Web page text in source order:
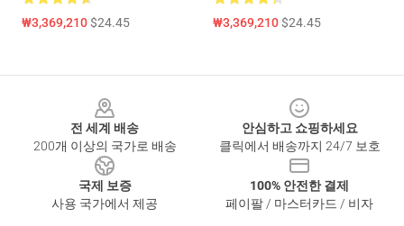
₩3,369,210$24.45 ₩3,369,210$24.45
전 세계 배송
200개 이상의 국가로 배송
안심하고 쇼핑하세요
클릭에서 배송까지 24/7 보호
국제 보증
사용 국가에서 제공
100% 안전한 결제
페이팔 / 마스터카드 / 비자